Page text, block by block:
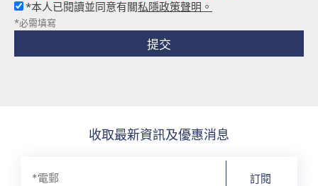
*本人已閱讀並同意有關私隱政策聲明。
*必需填寫
提交
收取最新資訊及優惠消息
訂閱